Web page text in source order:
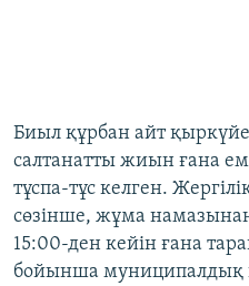
Биыл құрбан айт
салтанатты жиын ғана
тұспа-тұс келген.
сөзінше, жұма
15:00-ден кейін ғана
бойынша муниципалдық